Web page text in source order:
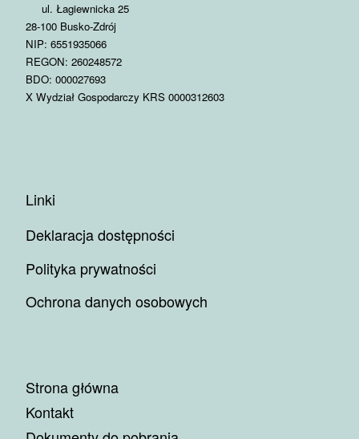
ul. Łagiewnicka 25
28-100 Busko-Zdrój
NIP: 6551935066
REGON: 260248572
BDO: 000027693
X Wydział Gospodarczy KRS 0000312603
Linki
Deklaracja dostępności
Polityka prywatności
Ochrona danych osobowych
Strona główna
Kontakt